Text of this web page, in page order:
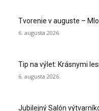
Tvorenie v auguste –
6. augusta 2026
Tip na výlet: Krásnymi
6. augusta 2026
Jubilejný Salón